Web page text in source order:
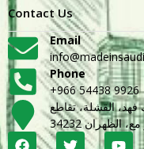
Contact Us
Email
Phone
+966 54438 9926
فهد، القشلة، تقاطع
34232